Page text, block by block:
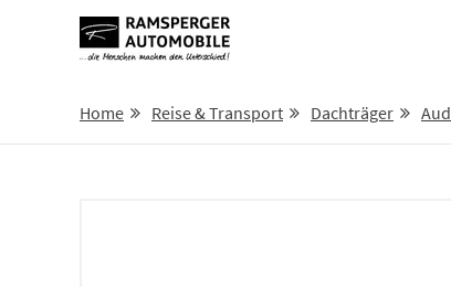
Home Reise & Transport Dachträger